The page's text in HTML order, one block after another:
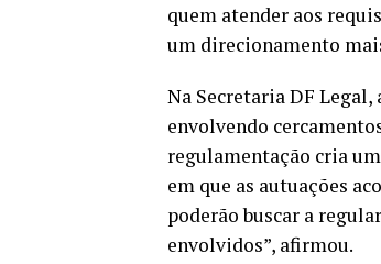
quem atender aos
um direcionamento
Na Secretaria DF
envolvendo
regulamentação cria
em que as autuações
poderão buscar a
envolvidos”, afirmou.